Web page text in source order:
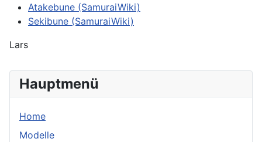
Hauptmenü
Home
Modelle
Atakebune (SamuraiWiki)
Sekibune (SamuraiWiki)
Lars